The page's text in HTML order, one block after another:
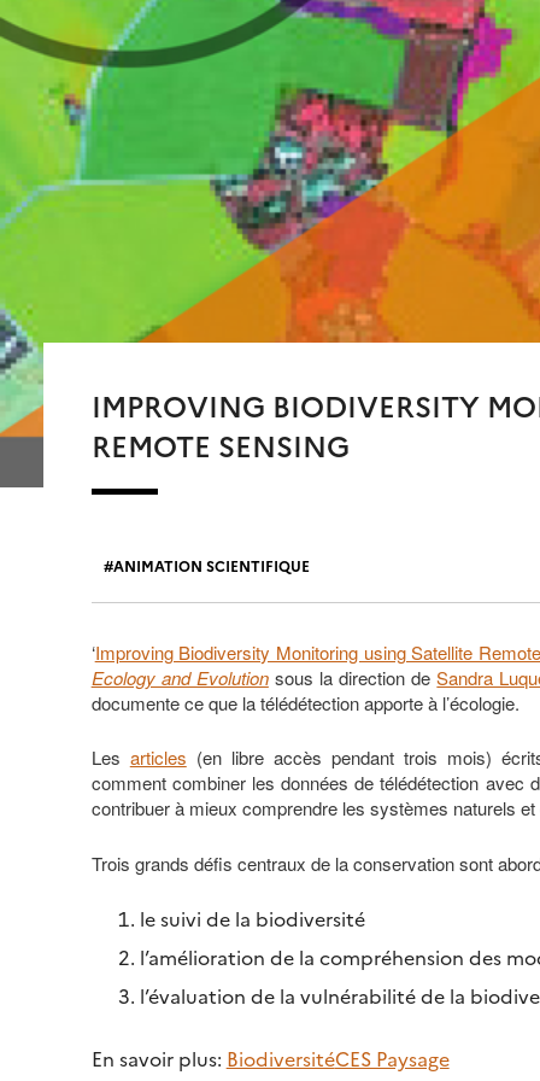
IMPROVING BIODIVERSITY
REMOTE SENSING
ANIMATION SCIENTIFIQUE
‘Improving Biodiversity Monitoring using Satellite
Ecology and Evolution sous la direction deSandra
documente ce que la télédétection apporte à l’écologie.
Les articles (en libre accès pendant trois mois)
comment combiner les données de télédétection avec
contribuer à mieux comprendre les systèmes naturels
Trois grands défis centraux de la conservation sont
le suivi de la biodiversité
l’amélioration de la compréhension des
l’évaluation de la vulnérabilité de la
En savoir plus: BiodiversitéCES Paysage